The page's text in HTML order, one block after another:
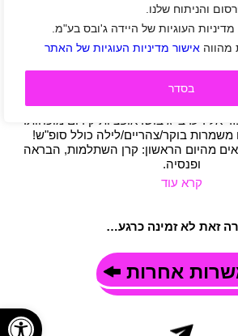
והניתוח שלנו.
העוגיות של היידה ג'ובס בע"מ.
מהווה אישור מדיניות העוגיות של האתר
בסדר
דרושים/ות מאבטחים/ות!
|גבעתיים| רמת גן|תל אביב-יפו
|חיילים משוחררים|אבטחה|
משרה חלקית
תיאור משרה
שכר גבוה + דמי אש"ל! חדר כושר מפואר +
ערבי גיבוש! אופציות קידום מוכחות!
בוקר/צהריים/לילה כולל סופ"ש!
מהיום הראשון: קרן השתלמות, הבראה
ופנסיה.
קרא עוד
זאת לא זמינה כרגע…
אחרות